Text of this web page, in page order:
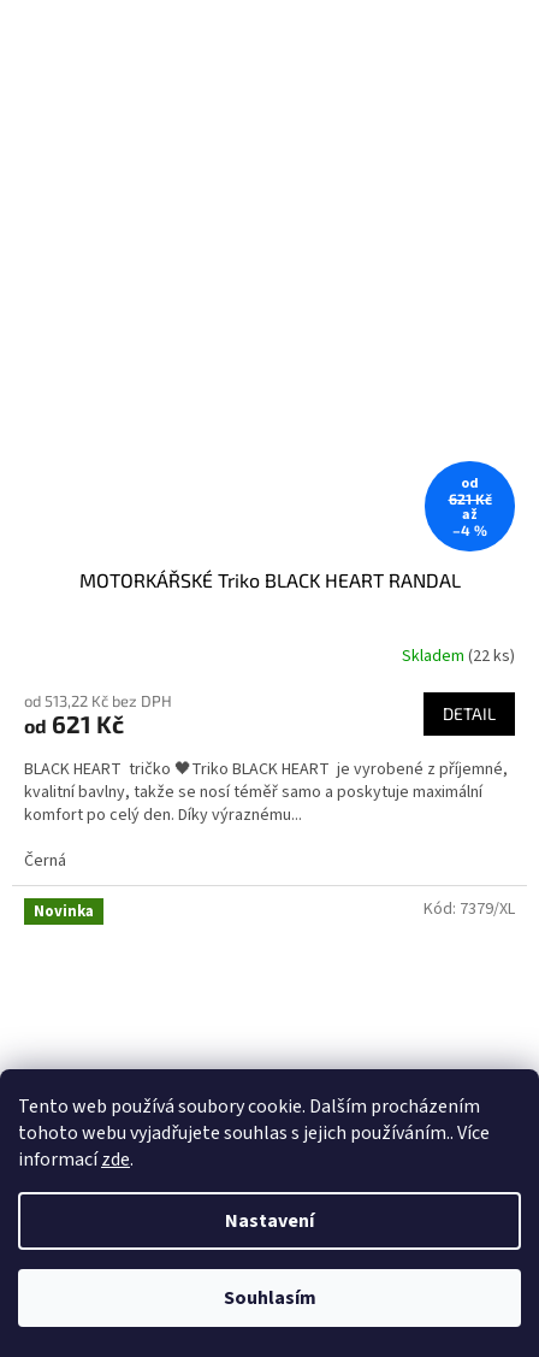
Tento web používá soubory cookie. Dalším procházením
tohoto webu vyjadřujete souhlas s jejich používáním.. Více
informacízde.
Nastavení
Souhlasím
od
621 Kč
až
–4 %
MOTORKÁŘSKÉ Triko BLACK HEART RANDAL
Skladem (22 ks)
od 513,22 Kč bez DPH
od 621 Kč DETAIL
BLACK HEART tričko 🖤Triko BLACK HEART je vyrobené z příjemné,
kvalitní bavlny, takže se nosí téměř samo a poskytuje maximální
komfort po celý den. Díky výraznému...
Černá
Novinka Kód: 7379/XL